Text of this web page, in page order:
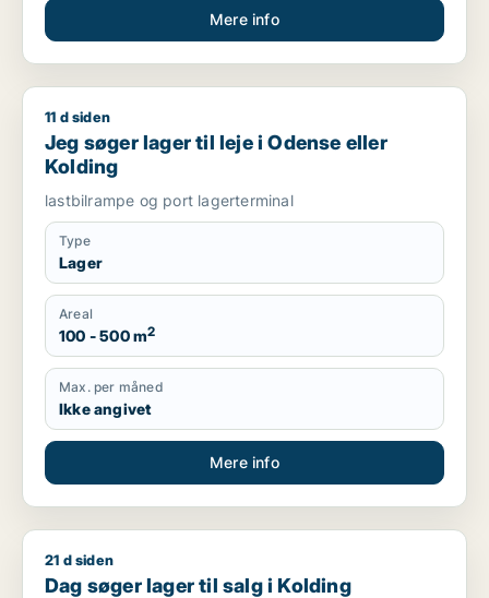
Mere info
Jeg søger lager til leje i Odense eller Kolding
11 d siden
Jeg søger lager til leje i Odense eller
Kolding
lastbilrampe og port lagerterminal
Type
Lager
Areal
100 - 500 m2
Max. per måned
Ikke angivet
Mere info
Dag søger lager til salg i Kolding
21 d siden
Dag søger lager til salg i Kolding